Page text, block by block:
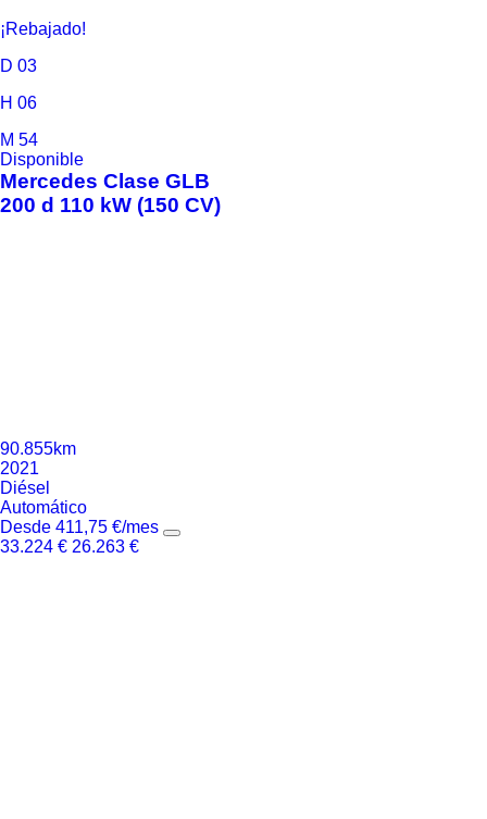
¡Rebajado!
D 03
H 06
M 54
Disponible
Mercedes Clase GLB
200 d 110 kW (150 CV)
90.855km
2021
Diésel
Automático
Desde 411,75 €/mes
33.224 € 26.263 €